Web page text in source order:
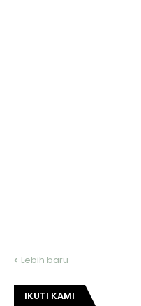
Lebih baru
IKUTI KAMI